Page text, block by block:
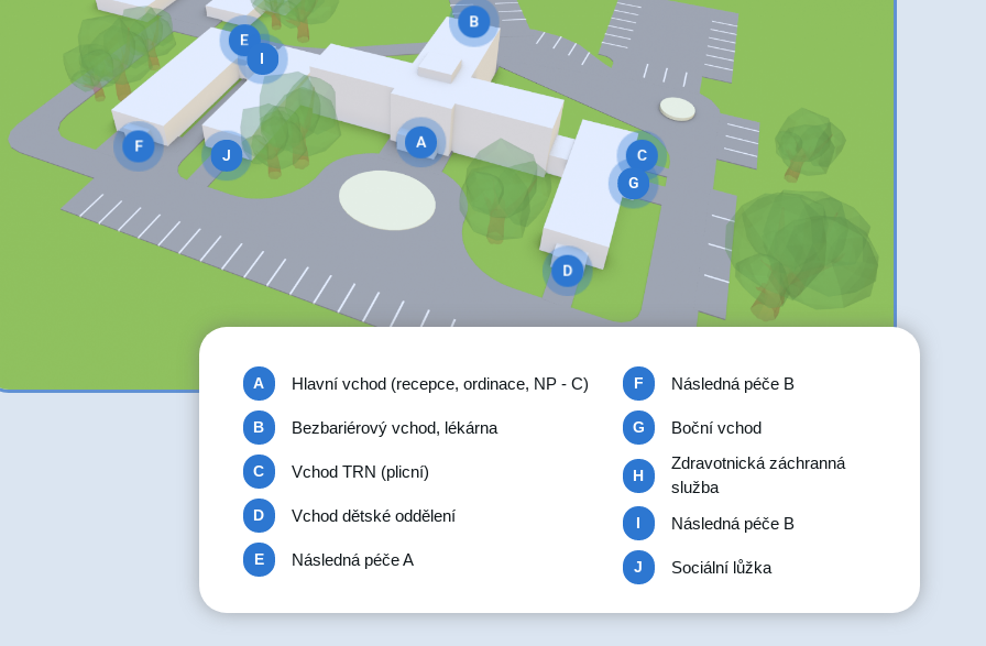
A
B
C
D
E
F
G
I
J
A Hlavní vchod (recepce, ordinace, NP - C)
B Bezbariérový vchod, lékárna
C Vchod TRN (plicní)
D Vchod dětské oddělení
E Následná péče A
F Následná péče B
G Boční vchod
H
Zdravotnická záchranná
služba
I Následná péče B
J Sociální lůžka